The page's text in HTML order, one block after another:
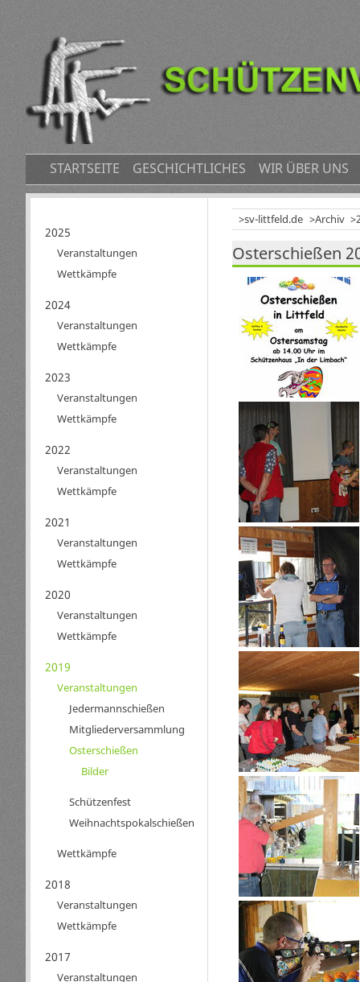
NAVIGATION
ÜBERSPRINGEN
STARTSEITE GESCHICHTLICHES WIR ÜBER UNS
sv-littfeld.de Archiv
Osterschießen
Navigation
überspringen
2025
Veranstaltungen
Wettkämpfe
2024
Veranstaltungen
Wettkämpfe
2023
Veranstaltungen
Wettkämpfe
2022
Veranstaltungen
Wettkämpfe
2021
Veranstaltungen
Wettkämpfe
2020
Veranstaltungen
Wettkämpfe
2019
Veranstaltungen
Jedermannschießen
Mitgliederversammlung
Osterschießen
Bilder
Schützenfest
Weihnachtspokalschießen
Wettkämpfe
2018
Veranstaltungen
Wettkämpfe
2017
Veranstaltungen